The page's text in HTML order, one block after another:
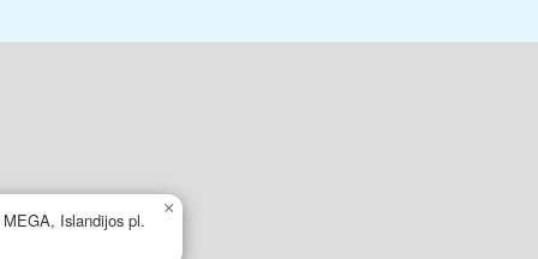
Islandijos pl.
×